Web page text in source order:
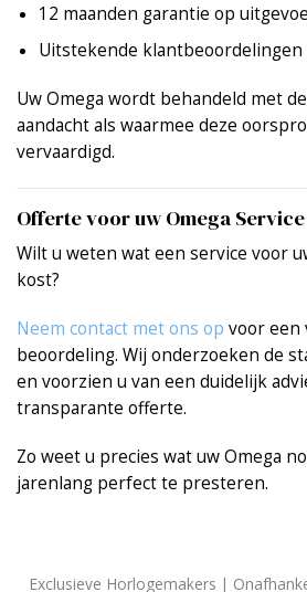
12 maanden garantie op
Uitstekende klantbeoordelingen
Uw Omega wordt behandeld met
aandacht als waarmee deze
vervaardigd.
Offerte voor uw Omega Service
Wilt u weten wat een service voor
kost?
Neem contact met ons op voor een
beoordeling. Wij onderzoeken de
en voorzien u van een duidelijk
transparante offerte.
Zo weet u precies wat uw Omega
jarenlang perfect te presteren.
Exclusieve Horlogemakers |